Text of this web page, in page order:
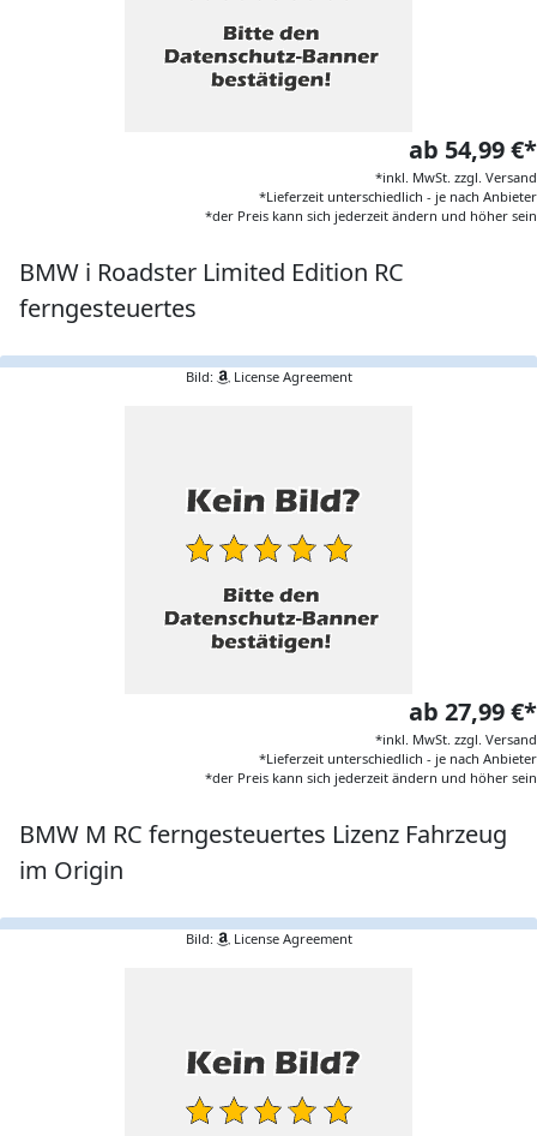
ab 54,99 €*
*inkl. MwSt. zzgl. Versand
*Lieferzeit unterschiedlich - je nach Anbieter
*der Preis kann sich jederzeit ändern und höher sein
BMW i Roadster Limited Edition RC
ferngesteuertes
Bild: License Agreement
ab 27,99 €*
*inkl. MwSt. zzgl. Versand
*Lieferzeit unterschiedlich - je nach Anbieter
*der Preis kann sich jederzeit ändern und höher sein
BMW M RC ferngesteuertes Lizenz Fahrzeug
im Origin
Bild: License Agreement